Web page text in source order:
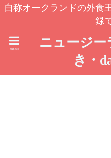
自称オークランドの外食
録
ニュージ
き・
menu